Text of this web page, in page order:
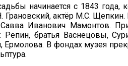
начинается с 1843 года,
Грановский, актёр М.С.
Иванович Мамонтов.
Репин, братья Васнецовы,
Ермолова. В фондах музея